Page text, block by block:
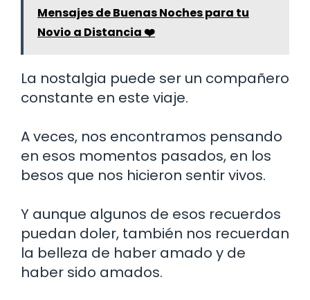
Mensajes de Buenas Noches para tu
Novio a Distancia ❤️
La nostalgia puede ser un compañero
constante en este viaje.
A veces, nos encontramos pensando
en esos momentos pasados, en los
besos que nos hicieron sentir vivos.
Y aunque algunos de esos recuerdos
puedan doler, también nos recuerdan
la belleza de haber amado y de
haber sido amados.